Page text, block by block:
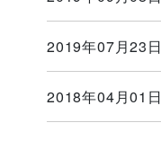
2019年07月23日
2018年04月01日